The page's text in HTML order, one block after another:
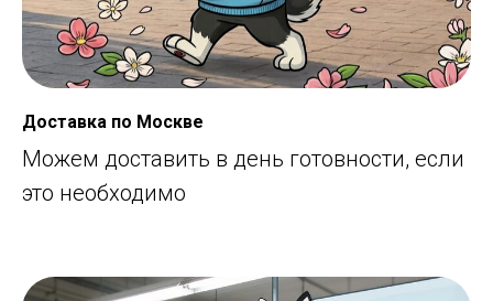
Доставка по Москве
Можем доставить в день готовности, если
это необходимо